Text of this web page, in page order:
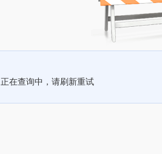
正在查询中，请刷新重试